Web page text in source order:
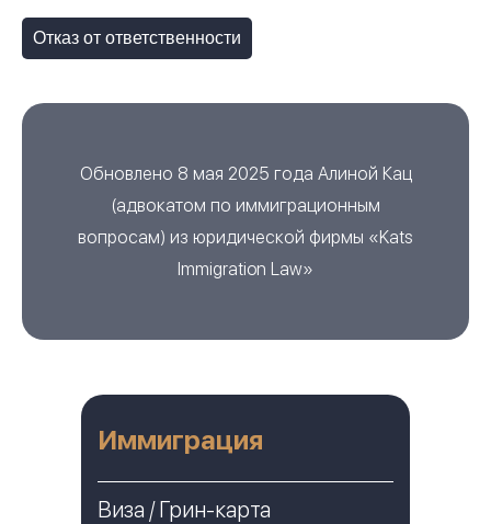
Отказ от ответственности
Обновлено 8 мая 2025 года Алиной Кац
(адвокатом по иммиграционным
вопросам) из юридической фирмы «Kats
Immigration Law»
Иммиграция
Виза / Грин-карта